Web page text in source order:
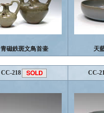
青磁鉄斑文鳥首壷 天
CC-218 CC-